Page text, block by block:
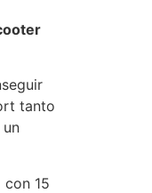
tanto
15